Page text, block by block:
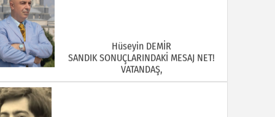
Hüseyin DEMİR
SANDIK SONUÇLARINDAKİ MESAJ NET!
VATANDAŞ,